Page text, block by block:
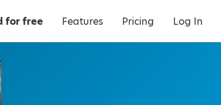
for free Features Pricing Log In